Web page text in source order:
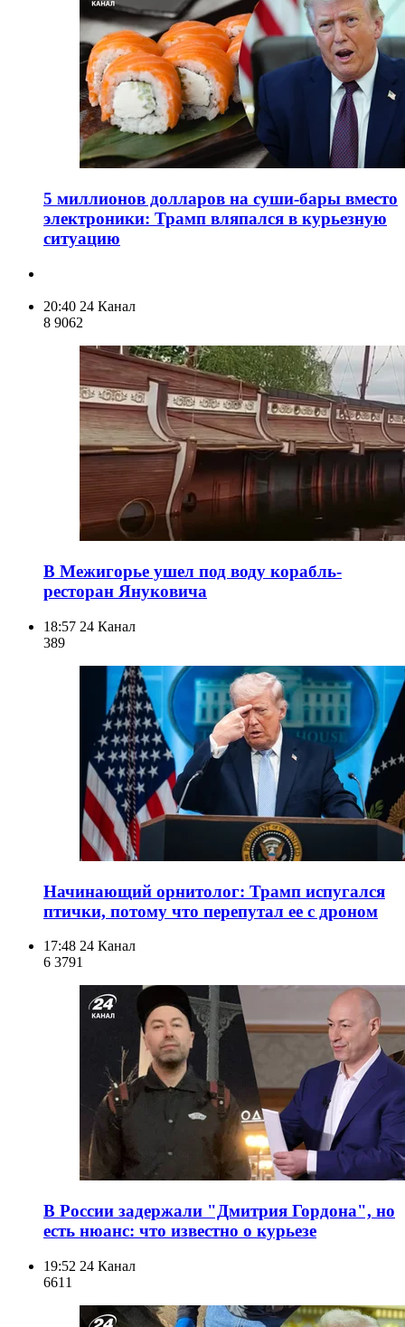
5 миллионов долларов на суши-бары вместо
электроники: Трамп вляпался в курьезную
ситуацию
20:40 24 Канал
8 9062
В Межигорье ушел под воду корабль-
ресторан Януковича
18:57 24 Канал
389
Начинающий орнитолог: Трамп испугался
птички, потому что перепутал ее с дроном
17:48 24 Канал
6 3791
В России задержали "Дмитрия Гордона", но
есть нюанс: что известно о курьезе
19:52 24 Канал
661 1